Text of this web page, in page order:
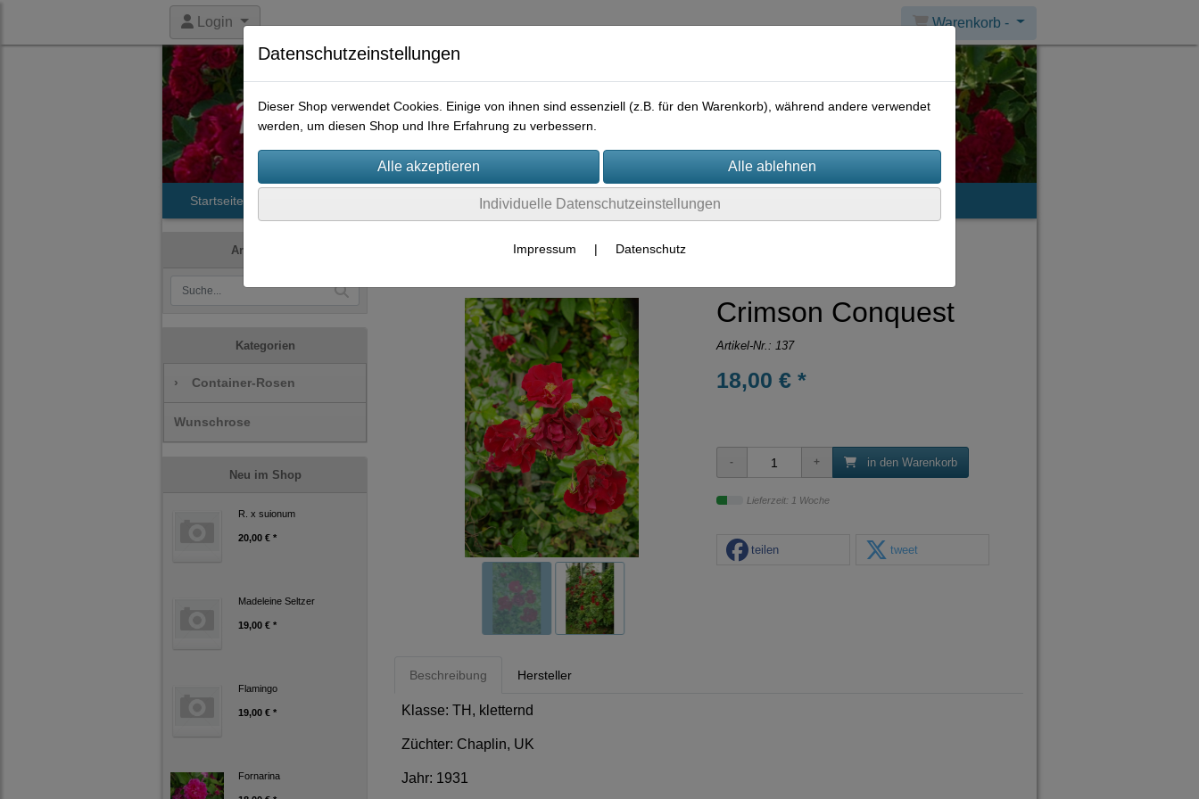
Login Warenkorb -
Startseite Praktisches Hilfreiches Rechtliches Kontakt
Artikelsuche
Kategorien
› Container-Rosen
Wunschrose
Neu im Shop
R. x suionum
20,00 € *
Madeleine Seltzer
19,00 € *
Flamingo
19,00 € *
Fornarina
Crimson Conquest
Artikel-Nr.: 137
18,00 € *
in den Warenkorb
Lieferzeit: 1 Woche
teilen tweet
Beschreibung Hersteller
Klasse: TH, kletternd
Züchter: Chaplin, UK
Jahr: 1931
Datenschutzeinstellungen
Dieser Shop verwendet Cookies. Einige von ihnen sind essenziell (z.B. für den Warenkorb), während andere verwendet
werden, um diesen Shop und Ihre Erfahrung zu verbessern.
Individuelle Datenschutzeinstellungen
Impressum | Datenschutz